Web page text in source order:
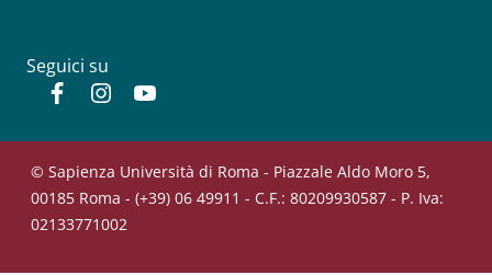
Seguici su
FacebookInstagram
© Sapienza Università di Roma - Piazzale Aldo Moro 5,
00185 Roma - (+39) 06 49911 - C.F.: 80209930587 - P. Iva:
02133771002